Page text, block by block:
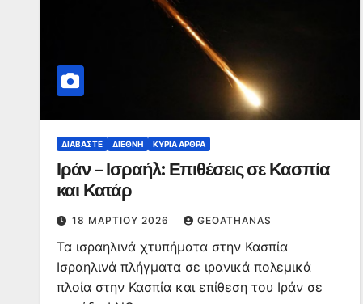
ΔΙΑΒΆΣΤΕ ΔΙΕΘΝΉ ΚΥΡΙΑ ΑΡΘΡΑ
Ιράν – Ισραήλ: Επιθέσεις σε Κασπία
και Κατάρ
18 ΜΑΡΤΊΟΥ 2026 GEOATHANAS
Τα ισραηλινά χτυπήματα στην Κασπία
Ισραηλινά πλήγματα σε ιρανικά πολεμικά
πλοία στην Κασπία και επίθεση του Ιράν σε